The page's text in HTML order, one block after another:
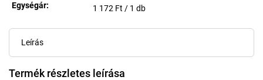
Egységár: Egységár:
1 172 Ft / 1 db
Leírás
Termék részletes leírása